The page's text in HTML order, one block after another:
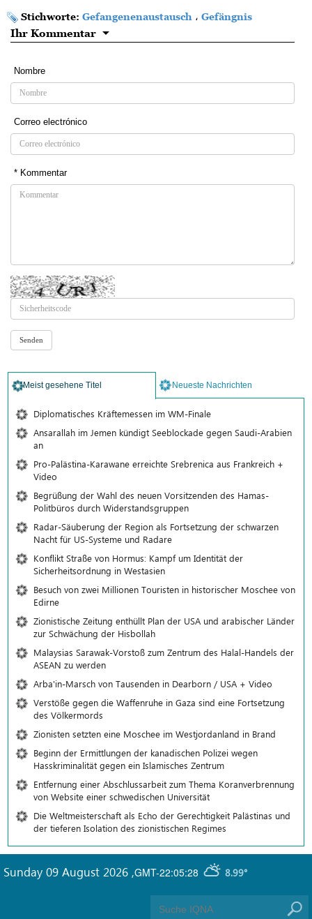
Stichworte: Gefangenenaustausch ، Gefängnis
Ihr Kommentar
Nombre
Correo electrónico
* Kommentar
Meist gesehene Titel Neueste Nachrichten
Diplomatisches Kräftemessen im WM-Finale
Ansarallah im Jemen kündigt Seeblockade gegen Saudi-Arabien
an
Pro-Palästina-Karawane erreichte Srebrenica aus Frankreich +
Video
Begrüßung der Wahl des neuen Vorsitzenden des Hamas-
Politbüros durch Widerstandsgruppen
Radar-Säuberung der Region als Fortsetzung der schwarzen
Nacht für US-Systeme und Radare
Konflikt Straße von Hormus: Kampf um Identität der
Sicherheitsordnung in Westasien
Besuch von zwei Millionen Touristen in historischer Moschee von
Edirne
Zionistische Zeitung enthüllt Plan der USA und arabischer Länder
zur Schwächung der Hisbollah
Malaysias Sarawak-Vorstoß zum Zentrum des Halal-Handels der
ASEAN zu werden
Arba'in-Marsch von Tausenden in Dearborn / USA + Video
Verstöße gegen die Waffenruhe in Gaza sind eine Fortsetzung
des Völkermords
Zionisten setzten eine Moschee im Westjordanland in Brand
Beginn der Ermittlungen der kanadischen Polizei wegen
Hasskriminalität gegen ein Islamisches Zentrum
Entfernung einer Abschlussarbeit zum Thema Koranverbrennung
von Website einer schwedischen Universität
Die Weltmeisterschaft als Echo der Gerechtigkeit Palästinas und
der tieferen Isolation des zionistischen Regimes
GMT-22:05:28 8.99°
Sunday 09 August 2026 ,